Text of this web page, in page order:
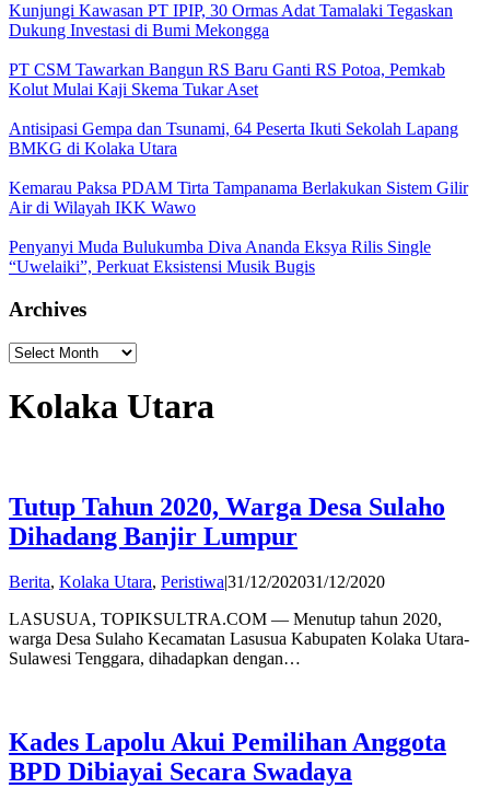
Kunjungi Kawasan PT IPIP, 30 Ormas Adat Tamalaki Tegaskan
Dukung Investasi di Bumi Mekongga
PT CSM Tawarkan Bangun RS Baru Ganti RS Potoa, Pemkab
Kolut Mulai Kaji Skema Tukar Aset
Antisipasi Gempa dan Tsunami, 64 Peserta Ikuti Sekolah Lapang
BMKG di Kolaka Utara
Kemarau Paksa PDAM Tirta Tampanama Berlakukan Sistem Gilir
Air di Wilayah IKK Wawo
Penyanyi Muda Bulukumba Diva Ananda Eksya Rilis Single
“Uwelaiki”, Perkuat Eksistensi Musik Bugis
Archives
Archives
Kolaka Utara
Tutup Tahun 2020, Warga Desa Sulaho
Dihadang Banjir Lumpur
Berita, Kolaka Utara, Peristiwa31/12/202031/12/2020by
LASUSUA, TOPIKSULTRA.COM — Menutup tahun 2020,
warga Desa Sulaho Kecamatan Lasusua Kabupaten Kolaka Utara-
Sulawesi Tenggara, dihadapkan dengan…
Kades Lapolu Akui Pemilihan Anggota
BPD Dibiayai Secara Swadaya